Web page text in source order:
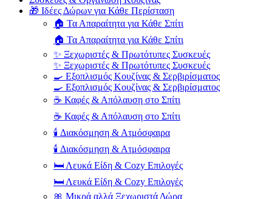
🎁 Ιδέες Δώρων για Κάθε Περίσταση
🏠 Τα Απαραίτητα για Κάθε Σπίτι
🏠 Τα Απαραίτητα για Κάθε Σπίτι
✨ Ξεχωριστές & Πρωτότυπες Συσκευές
✨ Ξεχωριστές & Πρωτότυπες Συσκευές
🍳 Εξοπλισμός Κουζίνας & Σερβιρίσματος
🍳 Εξοπλισμός Κουζίνας & Σερβιρίσματος
☕ Καφές & Απόλαυση στο Σπίτι
☕ Καφές & Απόλαυση στο Σπίτι
🕯️ Διακόσμηση & Ατμόσφαιρα
🕯️ Διακόσμηση & Ατμόσφαιρα
🛏️ Λευκά Είδη & Cozy Επιλογές
🛏️ Λευκά Είδη & Cozy Επιλογές
🎀 Μικρά αλλά Ξεχωριστά Δώρα